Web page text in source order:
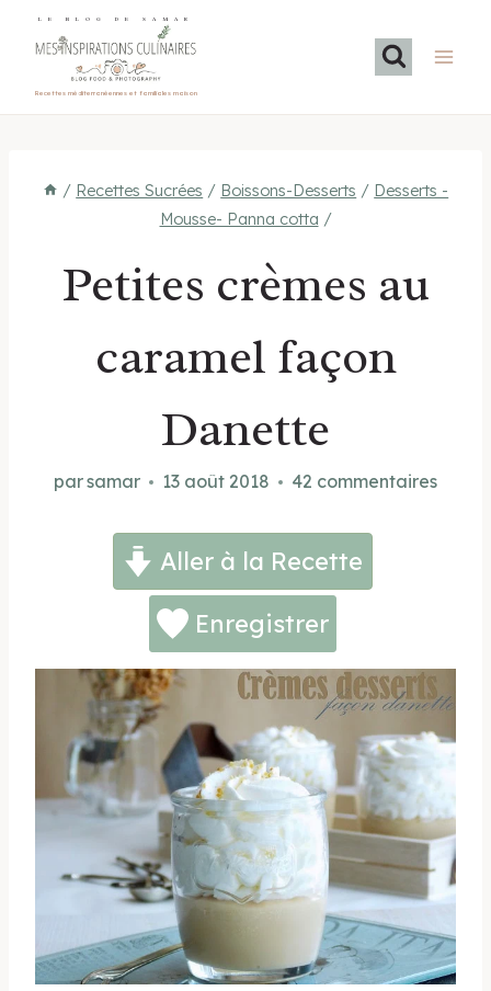
LE BLOG DE SAMAR
Recettes méditerranéennes et familiales maison
/ Recettes Sucrées / Boissons-Desserts / Desserts -
Mousse- Panna cotta /
Petites crèmes au
caramel façon
Danette
parsamar 13 août 2018 42 commentaires
Aller à la Recette
Enregistrer